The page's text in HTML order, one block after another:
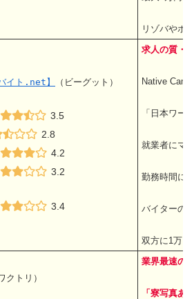
リゾバやホ
イト.net】 （ビーグット）
3.5
2.8
4.2
3.2
3.4
求人の質・
Native
「日本ワー
就業者にマ
勤務時間に
バイターの
双方に1万円
クトリ）
業界最速の
「寮写真あ